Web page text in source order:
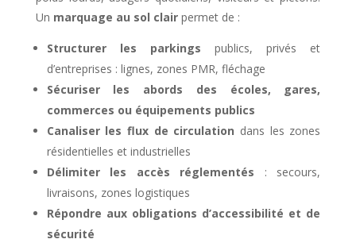
Un marquage au sol clairpermet de :
Structurer les parkings publics, privés et
d’entreprises : lignes, zones PMR, fléchage
Sécuriser les abords des écoles, gares,
commerces ou équipements publics
Canaliser les flux de circulation dans les zones
résidentielles et industrielles
Délimiter les accès réglementés : secours,
livraisons, zones logistiques
Répondre aux obligations d’accessibilité et de
sécurité